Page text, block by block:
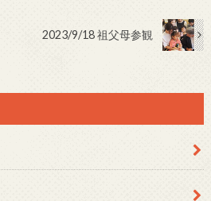
2023/9/18 祖父母参観